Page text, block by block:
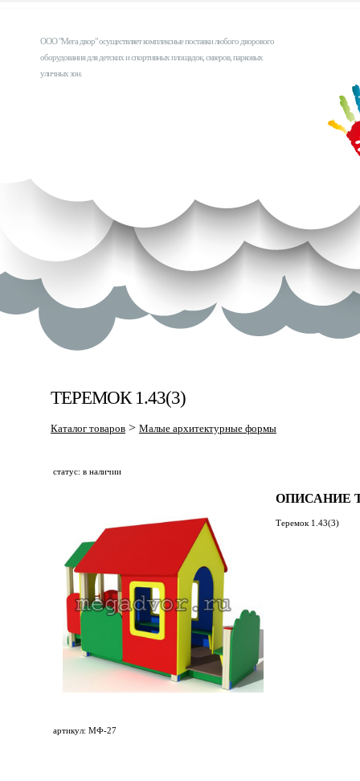
ООО "Мега двор" осуществляет комплексные поставки любого дворового
оборудования для детских и спортивных площадок, скверов, парковых
уличных зон.
ТЕРЕМОК 1.43(3)
Каталог товаров > Малые архитектурные формы
статус: в наличии
ОПИСАНИЕ
Теремок 1.43(3)
артикул: МФ-27